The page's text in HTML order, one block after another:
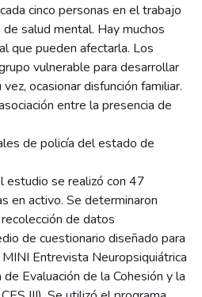
cinco personas en el trabajo
salud mental. Hay muchos
que pueden afectarla. Los
vulnerable para desarrollar
ocasionar disfunción familiar.
entre la presencia de
de policía del estado de
estudio se realizó con 47
en activo. Se determinaron
de datos
de cuestionario diseñado para
Entrevista Neuropsiquiátrica
Evaluación de la Cohesión y la